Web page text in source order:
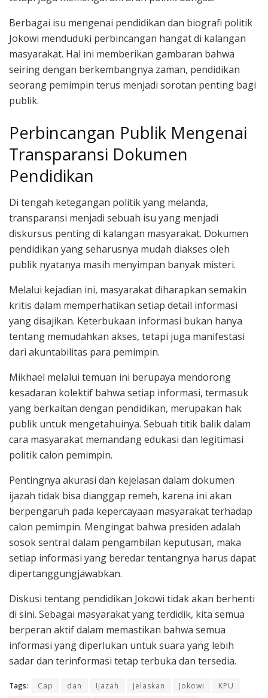
Berbagai isu mengenai pendidikan dan biografi politik
Jokowi menduduki perbincangan hangat di kalangan
masyarakat. Hal ini memberikan gambaran bahwa
seiring dengan berkembangnya zaman, pendidikan
seorang pemimpin terus menjadi sorotan penting bagi
publik.
Perbincangan Publik Mengenai
Transparansi Dokumen
Pendidikan
Di tengah ketegangan politik yang melanda,
transparansi menjadi sebuah isu yang menjadi
diskursus penting di kalangan masyarakat. Dokumen
pendidikan yang seharusnya mudah diakses oleh
publik nyatanya masih menyimpan banyak misteri.
Melalui kejadian ini, masyarakat diharapkan semakin
kritis dalam memperhatikan setiap detail informasi
yang disajikan. Keterbukaan informasi bukan hanya
tentang memudahkan akses, tetapi juga manifestasi
dari akuntabilitas para pemimpin.
Mikhael melalui temuan ini berupaya mendorong
kesadaran kolektif bahwa setiap informasi, termasuk
yang berkaitan dengan pendidikan, merupakan hak
publik untuk mengetahuinya. Sebuah titik balik dalam
cara masyarakat memandang edukasi dan legitimasi
politik calon pemimpin.
Pentingnya akurasi dan kejelasan dalam dokumen
ijazah tidak bisa dianggap remeh, karena ini akan
berpengaruh pada kepercayaan masyarakat terhadap
calon pemimpin. Mengingat bahwa presiden adalah
sosok sentral dalam pengambilan keputusan, maka
setiap informasi yang beredar tentangnya harus dapat
dipertanggungjawabkan.
Diskusi tentang pendidikan Jokowi tidak akan berhenti
di sini. Sebagai masyarakat yang terdidik, kita semua
berperan aktif dalam memastikan bahwa semua
informasi yang diperlukan untuk suara yang lebih
sadar dan terinformasi tetap terbuka dan tersedia.
Tags: Cap dan Ijazah Jelaskan Jokowi
KPU